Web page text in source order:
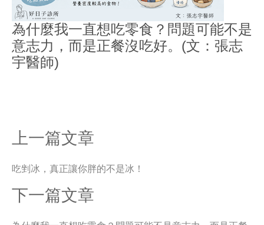
為什麼我一直想吃零食？問題可能不是
意志力，而是正餐沒吃好。(文：張志
宇醫師)
上一篇文章
吃剉冰，真正讓你胖的不是冰！
下一篇文章